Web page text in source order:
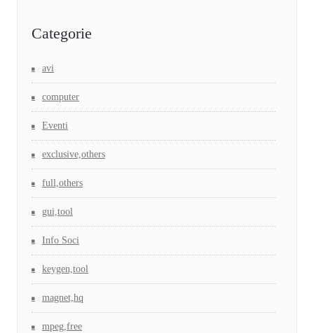
Categorie
avi
computer
Eventi
exclusive,others
full,others
gui,tool
Info Soci
keygen,tool
magnet,hq
mpeg,free